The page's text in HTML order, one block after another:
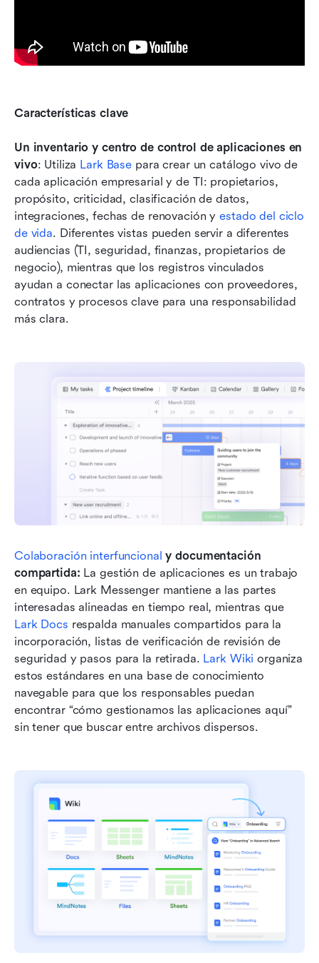
Características clave
Un inventario y centro de control de aplicaciones en
vivo: Utiliza Lark Base para crear un catálogo vivo de
cada aplicación empresarial y de TI: propietarios,
propósito, criticidad, clasificación de datos,
integraciones, fechas de renovación y estado del ciclo
de vida. Diferentes vistas pueden servir a diferentes
audiencias (TI, seguridad, finanzas, propietarios de
negocio), mientras que los registros vinculados
ayudan a conectar las aplicaciones con proveedores,
contratos y procesos clave para una responsabilidad
más clara.
Colaboración interfuncional y documentación
compartida: La gestión de aplicaciones es un trabajo
en equipo. Lark Messenger mantiene a las partes
interesadas alineadas en tiempo real, mientras que
Lark Docs respalda manuales compartidos para la
incorporación, listas de verificación de revisión de
seguridad y pasos para la retirada. Lark Wiki organiza
estos estándares en una base de conocimiento
navegable para que los responsables puedan
encontrar “cómo gestionamos las aplicaciones aquí”
sin tener que buscar entre archivos dispersos.